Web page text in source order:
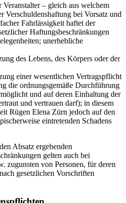
Veranstalter – gleich aus welchem
Verschuldenshaftung bei Vorsatz und
Fahrlässigkeit haftet der
Haftungsbeschränkungen
unerhebliche
des Lebens, des Körpers oder der
einer wesentlichen Vertragspflicht
die ordnungsgemäße Durchführung
und auf deren Einhaltung der
und vertrauen darf); in diesem
Rügen Elena Zürn jedoch auf den
eintretenden Schadens
Absatz ergebenden
gelten auch bei
zugunsten von Personen, für deren
gesetzlichen Vorschriften